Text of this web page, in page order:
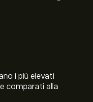
i più elevati
comparati alla